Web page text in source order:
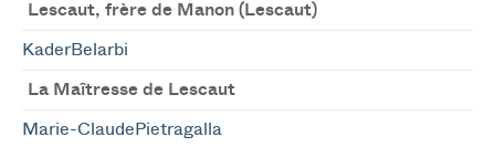
Lescaut, frère de Manon (Lescaut)
KaderBelarbi
La Maîtresse de Lescaut
Marie-ClaudePietragalla